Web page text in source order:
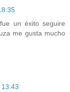
un éxito seguire
me gusta mucho